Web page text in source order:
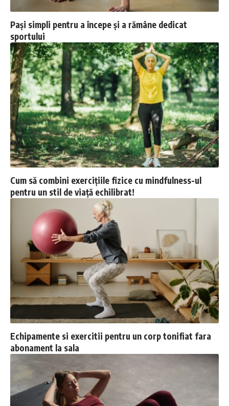
Pași simpli pentru a începe și a rămâne dedicat
sportului
Cum să combini exercițiile fizice cu mindfulness-ul
pentru un stil de viață echilibrat!
Echipamente si exercitii pentru un corp tonifiat fara
abonament la sala